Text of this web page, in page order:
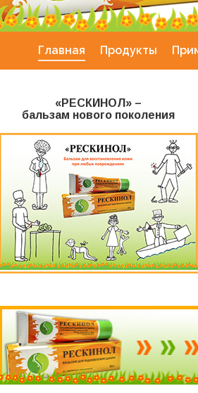
Главная Продукты
«РЕСКИНОЛ» –
бальзам нового поколения